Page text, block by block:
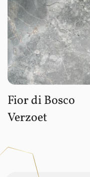
Fior di Bosco
Verzoet